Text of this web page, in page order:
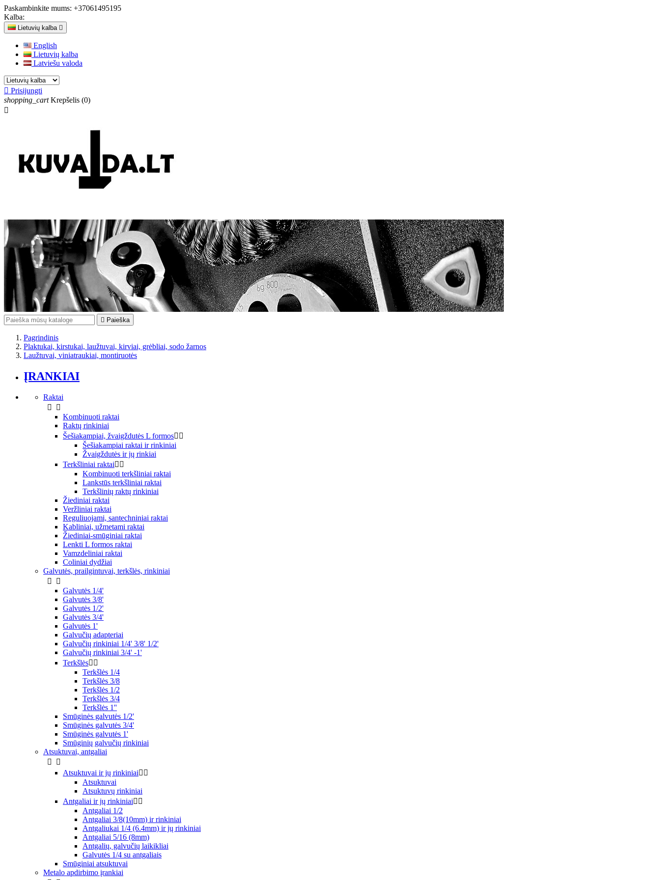
Paskambinkite mums: +37061495195
Kalba:
Lietuvių kalba 
English
Lietuvių kalba
Latviešu valoda
 Prisijungti
shopping_cart Krepšelis (0)

 Paieška
Pagrindinis
Plaktukai, kirstukai, laužtuvai, kirviai, grėbliai, sodo žarnos
Laužtuvai, viniatraukiai, montiruotės
ĮRANKIAI
Raktai


Kombinuoti raktai
Raktų rinkiniai
Šešiakampiai, žvaigždutės L formos 
Šešiakampiai raktai ir rinkiniai
Žvaigždutės ir jų rinkiai
Terkšliniai raktai 
Kombinuoti terkšliniai raktai
Lankstūs terkšliniai raktai
Terkšlinių raktų rinkiniai
Žiediniai raktai
Veržliniai raktai
Reguliuojami, santechniniai raktai
Kabliniai, užmetami raktai
Žiediniai-smūginiai raktai
Lenkti L formos raktai
Vamzdeliniai raktai
Coliniai dydžiai
Galvutės, prailgintuvai, terkšlės, rinkiniai


Galvutės 1/4'
Galvutės 3/8'
Galvutės 1/2'
Galvutės 3/4'
Galvutės 1'
Galvučių adapteriai
Galvučių rinkiniai 1/4' 3/8' 1/2'
Galvučių rinkiniai 3/4' -1'
Terkšlės 
Terkšlės 1/4
Terkšlės 3/8
Terkšlės 1/2
Terkšlės 3/4
Terkšlės 1''
Smūginės galvutės 1/2'
Smūginės galvutės 3/4'
Smūginės galvutės 1'
Smūginių galvučių rinkiniai
Atsuktuvai, antgaliai


Atsuktuvai ir jų rinkiniai 
Atsuktuvai
Atsuktuvų rinkiniai
Antgaliai ir jų rinkiniai 
Antgaliai 1/2
Antgaliai 3/8(10mm) ir rinkiniai
Antgaliukai 1/4 (6.4mm) ir jų rinkiniai
Antgaliai 5/16 (8mm)
Antgalių, galvučių laikikliai
Galvutės 1/4 su antgaliais
Smūginiai atsuktuvai
Metalo apdirbimo įrankiai